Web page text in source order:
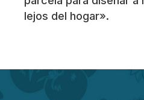
lejos del hogar».